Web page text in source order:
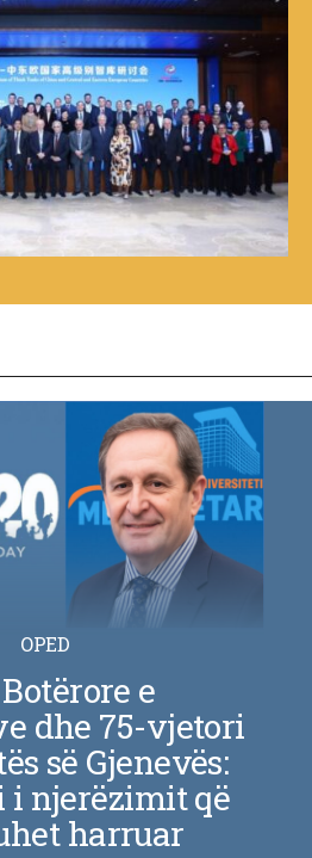
OPED
e
dhe 75-vjetori
së Gjenevës:
i njerëzimit që
harruar